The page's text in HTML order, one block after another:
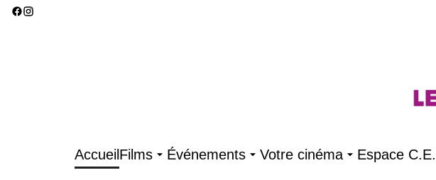
Accueil Films Événements Votre cinéma Espace C.E.